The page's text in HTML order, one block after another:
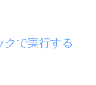
クで実行する